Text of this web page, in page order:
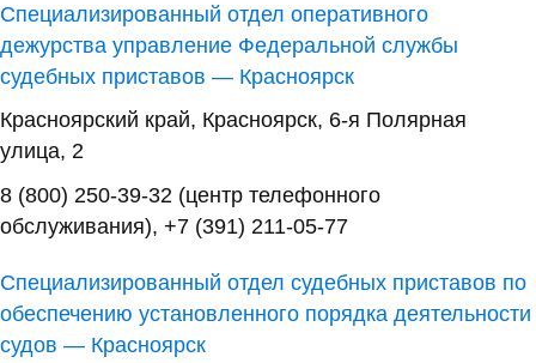
Специализированный отдел оперативного
дежурства управление Федеральной службы
судебных приставов — Красноярск
Красноярский край, Красноярск, 6-я Полярная
улица, 2
8 (800) 250-39-32 (центр телефонного
обслуживания), +7 (391) 211-05-77
Специализированный отдел судебных приставов по
обеспечению установленного порядка деятельности
судов — Красноярск